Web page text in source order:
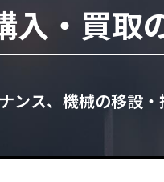
入・買取
ンス、機械の移設